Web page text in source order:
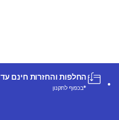
החלפות והחזרות חינם עד 365 ימים ממועד הרכישה
*בכפוף לתקנון